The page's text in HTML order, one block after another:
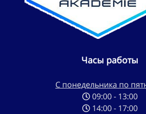
Часы работы
С понедельника по
09:00 - 13:00
14:00 - 17:00